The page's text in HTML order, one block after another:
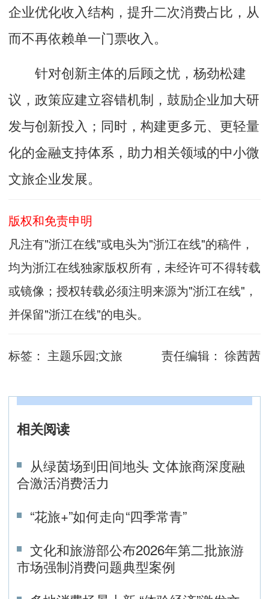
企业优化收入结构，提升二次消费占比，从
而不再依赖单一门票收入。
针对创新主体的后顾之忧，杨劲松建
议，政策应建立容错机制，鼓励企业加大研
发与创新投入；同时，构建更多元、更轻量
化的金融支持体系，助力相关领域的中小微
文旅企业发展。
版权和免责申明
凡注有"浙江在线"或电头为"浙江在线"的稿件，
均为浙江在线独家版权所有，未经许可不得转载
或镜像；授权转载必须注明来源为"浙江在线"，
并保留"浙江在线"的电头。
标签： 主题乐园;文旅 责任编辑： 徐茜茜
相关阅读
从绿茵场到田间地头 文体旅商深度融
合激活消费活力
“花旅+”如何走向“四季常青”
文化和旅游部公布2026年第二批旅游
市场强制消费问题典型案例